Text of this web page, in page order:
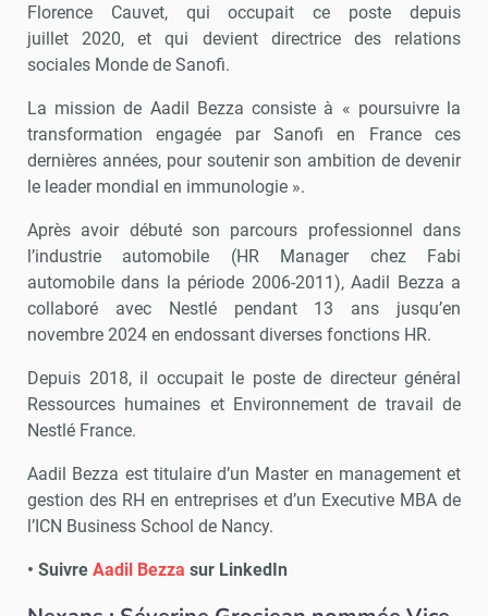
Florence Cauvet, qui occupait ce poste depuis
juillet 2020, et qui devient directrice des relations
sociales Monde de Sanofi.
La mission de Aadil Bezza consiste à « poursuivre la
transformation engagée par Sanofi en France ces
dernières années, pour soutenir son ambition de devenir
le leader mondial en immunologie ».
Après avoir débuté son parcours professionnel dans
l’industrie automobile (HR Manager chez Fabi
automobile dans la période 2006-2011), Aadil Bezza a
collaboré avec Nestlé pendant 13 ans jusqu’en
novembre 2024 en endossant diverses fonctions HR.
Depuis 2018, il occupait le poste de directeur général
Ressources humaines et Environnement de travail de
Nestlé France.
Aadil Bezza est titulaire d’un Master en management et
gestion des RH en entreprises et d’un Executive MBA de
l’ICN Business School de Nancy.
• Suivre Aadil Bezza sur LinkedIn